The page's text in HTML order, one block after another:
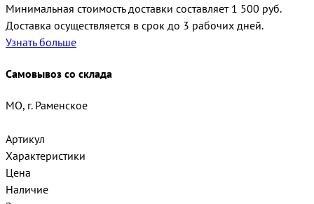
Минимальная стоимость доставки составляет 1 500 руб.
Доставка осуществляется в срок до 3 рабочих дней.
Узнать больше
Самовывоз со склада
МО, г. Раменское
Артикул
Характеристики
Цена
Наличие